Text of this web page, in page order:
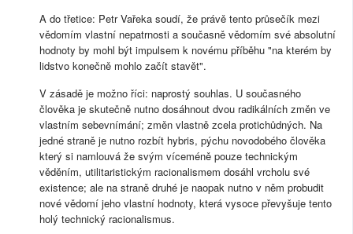
A do třetice: Petr Vařeka soudí, že právě tento průsečík mezi
vědomím vlastní nepatrnosti a současně vědomím své absolutní
hodnoty by mohl být impulsem k novému příběhu "na kterém by
lidstvo konečně mohlo začít stavět".
V zásadě je možno říci: naprostý souhlas. U současného
člověka je skutečně nutno dosáhnout dvou radikálních změn ve
vlastním sebevnímání; změn vlastně zcela protichůdných. Na
jedné straně je nutno rozbít hybris, pýchu novodobého člověka
který si namlouvá že svým víceméně pouze technickým
věděním, utilitaristickým racionalismem dosáhl vrcholu své
existence; ale na straně druhé je naopak nutno v něm probudit
nové vědomí jeho vlastní hodnoty, která vysoce převyšuje tento
holý technický racionalismus.